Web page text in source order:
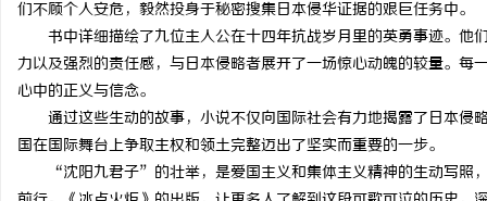
们不顾个人安危，毅然投身于秘密搜集日本侵华证据的艰巨任务中。
书中详细描绘了九位主人公在十四年抗战岁月里的英勇事迹。
力以及强烈的责任感，与日本侵略者展开了一场惊心动魄的较量。
心中的正义与信念。
通过这些生动的故事，小说不仅向国际社会有力地揭露了日本
国在国际舞台上争取主权和领土完整迈出了坚实而重要的一步。
“沈阳九君子”的壮举，是爱国主义和集体主义精神的生动写照